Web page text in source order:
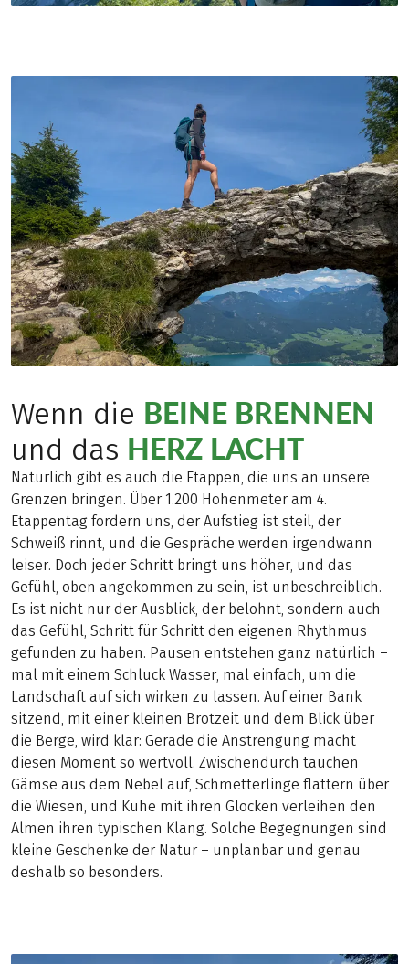
Wenn die BEINE BRENNEN
und das HERZ LACHT
Natürlich gibt es auch die Etappen, die uns an unsere
Grenzen bringen. Über 1.200 Höhenmeter am 4.
Etappentag fordern uns, der Aufstieg ist steil, der
Schweiß rinnt, und die Gespräche werden irgendwann
leiser. Doch jeder Schritt bringt uns höher, und das
Gefühl, oben angekommen zu sein, ist unbeschreiblich.
Es ist nicht nur der Ausblick, der belohnt, sondern auch
das Gefühl, Schritt für Schritt den eigenen Rhythmus
gefunden zu haben. Pausen entstehen ganz natürlich –
mal mit einem Schluck Wasser, mal einfach, um die
Landschaft auf sich wirken zu lassen. Auf einer Bank
sitzend, mit einer kleinen Brotzeit und dem Blick über
die Berge, wird klar: Gerade die Anstrengung macht
diesen Moment so wertvoll. Zwischendurch tauchen
Gämse aus dem Nebel auf, Schmetterlinge flattern über
die Wiesen, und Kühe mit ihren Glocken verleihen den
Almen ihren typischen Klang. Solche Begegnungen sind
kleine Geschenke der Natur – unplanbar und genau
deshalb so besonders.